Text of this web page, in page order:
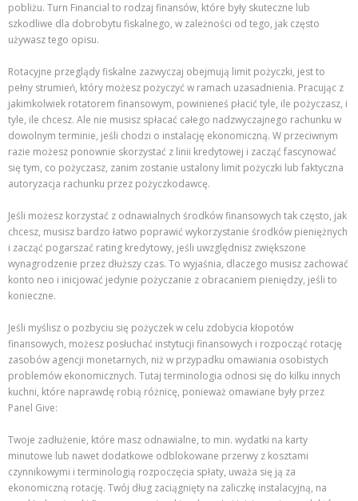
pobliżu. Turn Financial to rodzaj finansów, które były skuteczne lub
szkodliwe dla dobrobytu fiskalnego, w zależności od tego, jak często
używasz tego opisu.
Rotacyjne przeglądy fiskalne zazwyczaj obejmują limit pożyczki, jest to
pełny strumień, który możesz pożyczyć w ramach uzasadnienia. Pracując z
jakimkolwiek rotatorem finansowym, powinieneś płacić tyle, ile pożyczasz, i
tyle, ile chcesz. Ale nie musisz spłacać całego nadzwyczajnego rachunku w
dowolnym terminie, jeśli chodzi o instalację ekonomiczną. W przeciwnym
razie możesz ponownie skorzystać z linii kredytowej i zacząć fascynować
się tym, co pożyczasz, zanim zostanie ustalony limit pożyczki lub faktyczna
autoryzacja rachunku przez pożyczkodawcę.
Jeśli możesz korzystać z odnawialnych środków finansowych tak często, jak
chcesz, musisz bardzo łatwo poprawić wykorzystanie środków pieniężnych
i zacząć pogarszać rating kredytowy, jeśli uwzględnisz zwiększone
wynagrodzenie przez dłuższy czas. To wyjaśnia, dlaczego musisz zachować
konto neo i inicjować jedynie pożyczanie z obracaniem pieniędzy, jeśli to
konieczne.
Jeśli myślisz o pozbyciu się pożyczek w celu zdobycia kłopotów
finansowych, możesz posłuchać instytucji finansowych i rozpocząć rotację
zasobów agencji monetarnych, niż w przypadku omawiania osobistych
problemów ekonomicznych. Tutaj terminologia odnosi się do kilku innych
kuchni, które naprawdę robią różnicę, ponieważ omawiane były przez
Panel Give:
Twoje zadłużenie, które masz odnawialne, to min. wydatki na karty
minutowe lub nawet dodatkowe odblokowane przerwy z kosztami
czynnikowymi i terminologią rozpoczęcia spłaty, uważa się ją za
ekonomiczną rotację. Twój dług zaciągnięty na zaliczkę instalacyjną, na